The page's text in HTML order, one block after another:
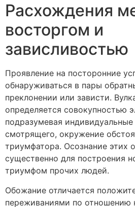
Расхождения
восторгом и
зависливостью
Проявление на посторонние
обнаруживаться в пары
преклонении или зависти.
определяется совокупностью
подразумевая
смотрящего, окружение
триумфатора. Осознание этих
существенно для построения
триумфом прочих людей.
Обожание отличается
переживаниями по отношению